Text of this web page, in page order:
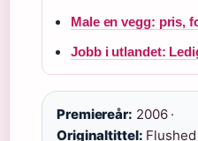
Male en vegg: pris,
Jobb i utlandet:
Premiereår: 2006 ·
Originaltittel: Flushed